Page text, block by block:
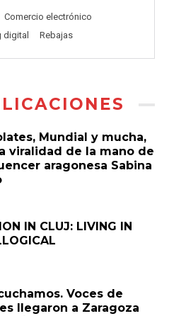
Comercio electrónico
digital Rebajas
Mundial y mucha,
viralidad de la mano de
aragonesa Sabina
IN CLUJ: LIVING IN
Voces de
llegaron a Zaragoza